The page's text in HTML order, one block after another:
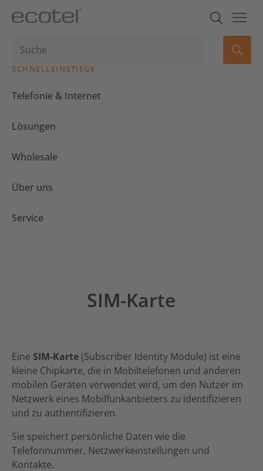
SCHNELLEINSTIEGE
Telefonie & Internet
Lösungen
Wholesale
Über uns
Service
SIM-Karte
Eine SIM-Karte(Subscriber Identity Module) ist eine
kleine Chipkarte, die in Mobiltelefonen und anderen
mobilen Geräten verwendet wird, um den Nutzer im
Netzwerk eines Mobilfunkanbieters zu identifizieren
und zu authentifizieren.
Sie speichert persönliche Daten wie die
Telefonnummer, Netzwerkeinstellungen und
Kontakte.